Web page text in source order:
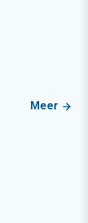
Meer